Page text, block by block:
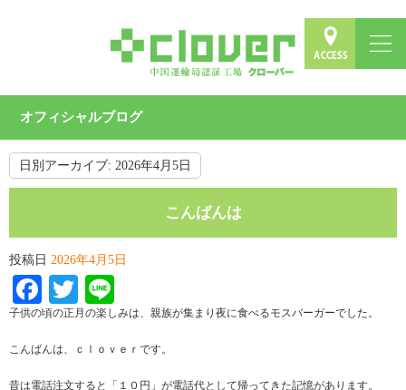
オフィシャルブログ
日別アーカイブ: 2026年4月5日
こんばんは
投稿日 2026年4月5日
Facebook
Twitter
子供の頃の正月の楽しみは、親族が集まり夜に食べるモスバーガーでした。
こんばんは、ｃｌｏｖｅｒです。
昔は電話注文すると「１０円」が電話代として帰ってきた記憶があります。